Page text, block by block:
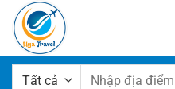
qua
dung
Tìm